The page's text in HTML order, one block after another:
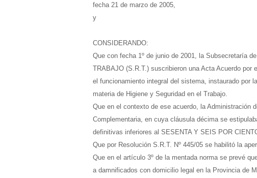
fecha 21 de marzo de 2005,
y
CONSIDERANDO:
Que con fecha 1º de junio de 2001, la Subsecretaría
TRABAJO (S.R.T.) suscribieron una Acta Acuerdo
el funcionamiento integral del sistema, instaurado por
materia de Higiene y Seguridad en el Trabajo.
Que en el contexto de ese acuerdo, la Administración
Complementaria, en cuya cláusula décima se
definitivas inferiores al SESENTA Y SEIS POR
Que por Resolución S.R.T. Nº 445/05 se habilitó la
Que en el artículo 3º de la mentada norma se prevé
a damnificados con domicilio legal en la Provincia de